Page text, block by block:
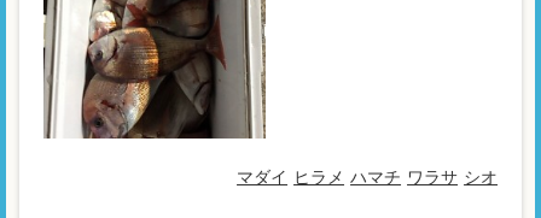
マダイ ヒラメ ハマチ ワラサ シオ